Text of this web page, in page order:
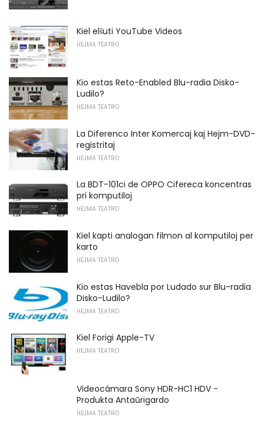
Kiel elŝuti YouTube Videos
HEJMA TEATRO
Kio estas Reto-Enabled Blu-radia Disko-
Ludilo?
HEJMA TEATRO
La Diferenco Inter Komercaj kaj Hejm-DVD-
registritaj
HEJMA TEATRO
La BDT-101ci de OPPO Cifereca koncentras
pri komputiloj
HEJMA TEATRO
Kiel kapti analogan filmon al komputiloj per
karto
HEJMA TEATRO
Kio estas Havebla por Ludado sur Blu-radia
Disko-Ludilo?
HEJMA TEATRO
Kiel Forigi Apple-TV
HEJMA TEATRO
Videocámara Sony HDR-HC1 HDV -
Produkta Antaŭrigardo
HEJMA TEATRO